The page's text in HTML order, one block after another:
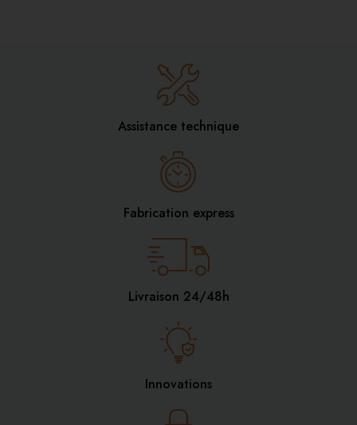
Assistance technique
Fabrication express
Livraison 24/48h
Innovations